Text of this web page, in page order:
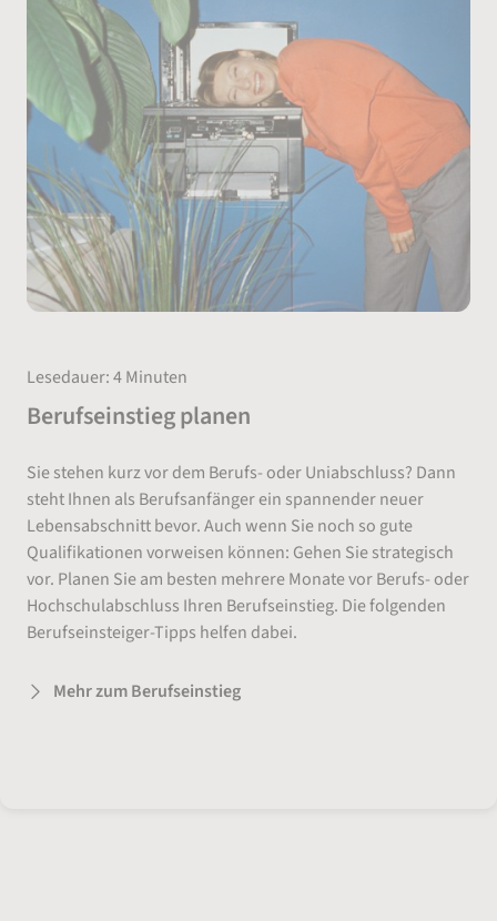
Lesedauer: 4 Minuten
Berufseinstieg planen
Sie stehen kurz vor dem Berufs- oder Uniabschluss? Dann
steht Ihnen als Berufsanfänger ein spannender neuer
Lebensabschnitt bevor. Auch wenn Sie noch so gute
Qualifikationen vorweisen können: Gehen Sie strategisch
vor. Planen Sie am besten mehrere Monate vor Berufs- oder
Hochschulabschluss Ihren Berufseinstieg. Die folgenden
Berufseinsteiger-Tipps helfen dabei.
Mehr zum Berufseinstieg